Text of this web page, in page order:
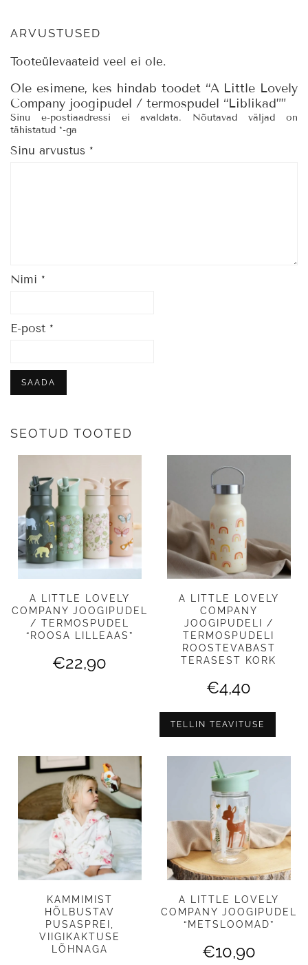
ARVUSTUSED
Tooteülevaateid veel ei ole.
Ole esimene, kes hindab toodet “A Little Lovely
Company joogipudel / termospudel “Liblikad””
Sinu e-postiaadressi ei avaldata.
Nõutavad väljad on
tähistatud *-ga
Sinu arvustus *
Nimi *
E-post *
SEOTUD TOOTED
A LITTLE LOVELY
COMPANY JOOGIPUDEL
/ TERMOSPUDEL
“ROOSA LILLEAAS”
€22,90
A LITTLE LOVELY
COMPANY
JOOGIPUDELI /
TERMOSPUDELI
ROOSTEVABAST
TERASEST KORK
€4,40
TELLIN TEAVITUSE
KAMMIMIST
HÕLBUSTAV
PUSASPREI,
VIIGIKAKTUSE
LÕHNAGA
A LITTLE LOVELY
COMPANY JOOGIPUDEL
“METSLOOMAD”
€10,90